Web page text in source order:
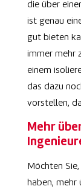
die über
ist genau
gut bieten
immer mehr
einem
das dazu
vorstellen,
Mehr
Möchten
haben,